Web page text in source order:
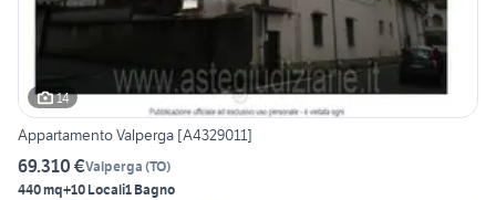
14
Appartamento Valperga [A4329011]
69.310 €Valperga (TO)
440 mq+10 Locali1 Bagno